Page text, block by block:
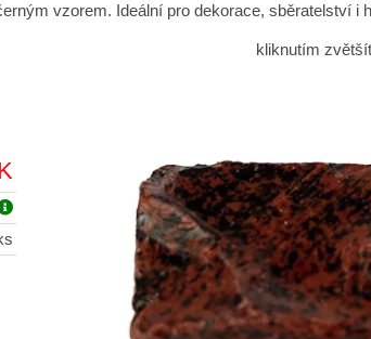
vzorem. Ideální pro dekorace, sběratelství i
kliknutím